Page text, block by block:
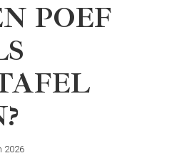
POEF
2026